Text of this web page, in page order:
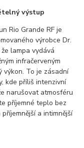
výstup
Rio Grande RF je
výrobce Dr.
lampa vydává
infračerveným
výkon. To je zásadní
kde příliš intenzivní
narušovat atmosféru
příjemné teplo bez
a intimnější